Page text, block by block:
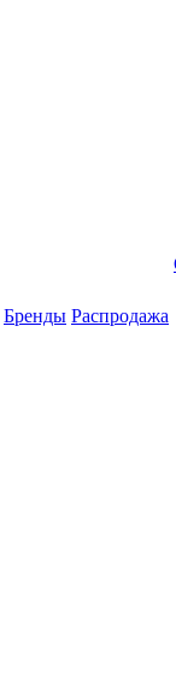
Бренды Распродажа